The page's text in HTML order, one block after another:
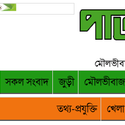
সকল সংবাদ জুড়ী
তথ্য-প্রযুক্তি